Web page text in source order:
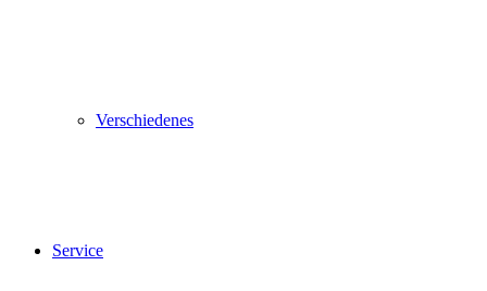
Verschiedenes
Service